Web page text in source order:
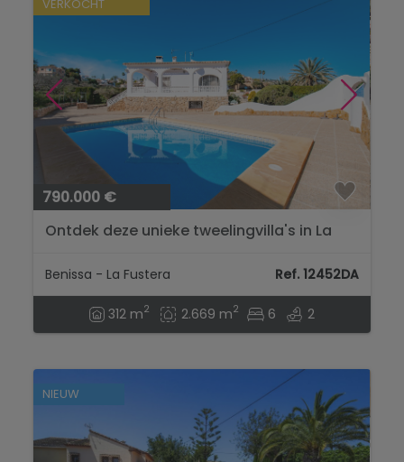
VERKOCHT
790.000 €
Ontdek deze unieke tweelingvilla's in La
Benissa - La Fustera Ref. 12452DA
312 m2 2.669 m2 6 2
NIEUW